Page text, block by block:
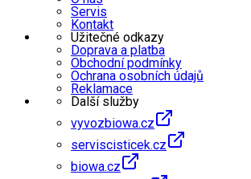
Servis
Kontakt
Užitečné odkazy
Doprava a platba
Obchodní podmínky
Ochrana osobních údajů
Reklamace
Další služby
vyvozbiowa.cz
serviscisticek.cz
biowa.cz